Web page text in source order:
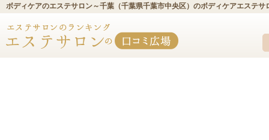
ボディケアのエステサロン～千葉（千葉県千葉市中央区）のボディケアエステ